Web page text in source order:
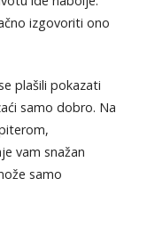
izgovoriti ono
plašili pokazati
samo dobro. Na
vam snažan
samo